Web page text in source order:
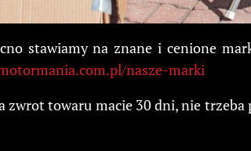
stawiamy na znane i cenione
nasze-marki
zwrot towaru macie 30 dni, nie trzeba